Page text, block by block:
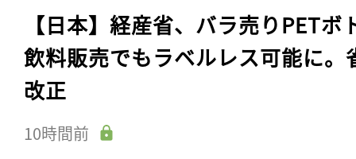
【日本】経産省、バラ売りPETボ
飲料販売でもラベルレス可能に。
改正
10時間前